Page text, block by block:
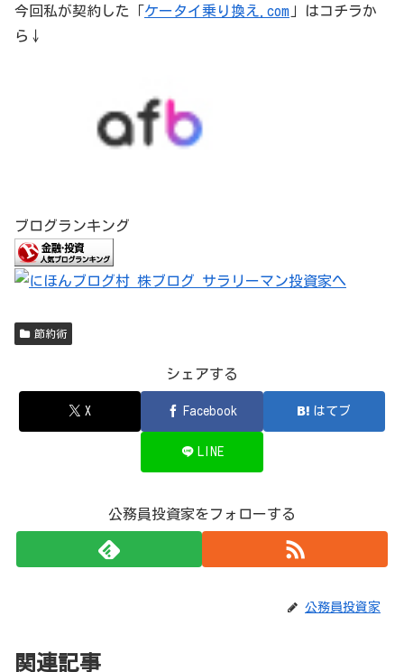
今回私が契約した「ケータイ乗り換え.com 」はコチラか
ら↓
ブログランキング
節約術
シェアする
X Facebook はてブ
LINE
公務員投資家をフォローする
公務員投資家
関連記事